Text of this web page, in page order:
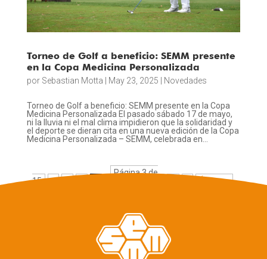
Torneo de Golf a beneficio: SEMM presente
en la Copa Medicina Personalizada
por Sebastian Motta May 23, 2025 Novedades
Torneo de Golf a beneficio: SEMM presente en la Copa
Medicina Personalizada El pasado sábado 17 de mayo,
ni la lluvia ni el mal clima impidieron que la solidaridad y
el deporte se dieran cita en una nueva edición de la Copa
Medicina Personalizada – SEMM, celebrada en...
Página 3 de
15
« Última »